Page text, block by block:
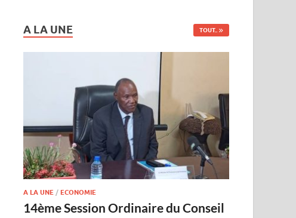
A LA UNE TOUT..
A LA UNE /ECONOMIE
14ème Session Ordinaire du Conseil